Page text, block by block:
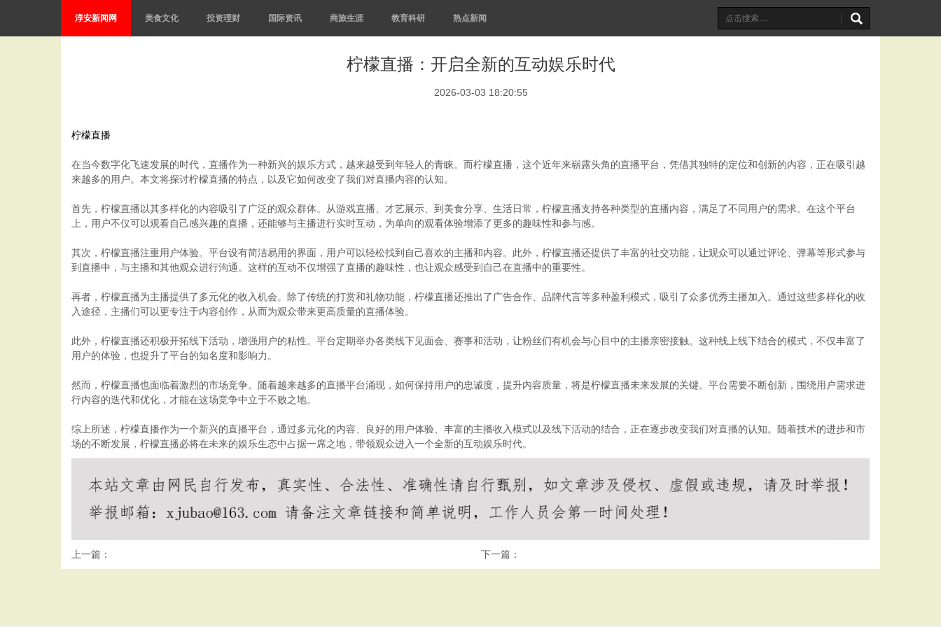
淳安新闻网 美食文化 投资理财 国际资讯 商旅生涯 教育科研 热点新闻
柠檬直播：开启全新的互动娱乐时代
2026-03-03 18:20:55
柠檬直播
在当今数字化飞速发展的时代，直播作为一种新兴的娱乐方式，越来越受到年轻人的青睐。而柠檬直播，这个近年来崭露头角的直播平台，凭借其独特的定位和创新的内容，正在吸引越
来越多的用户。本文将探讨柠檬直播的特点，以及它如何改变了我们对直播内容的认知。
首先，柠檬直播以其多样化的内容吸引了广泛的观众群体。从游戏直播、才艺展示、到美食分享、生活日常，柠檬直播支持各种类型的直播内容，满足了不同用户的需求。在这个平台
上，用户不仅可以观看自己感兴趣的直播，还能够与主播进行实时互动，为单向的观看体验增添了更多的趣味性和参与感。
其次，柠檬直播注重用户体验。平台设有简洁易用的界面，用户可以轻松找到自己喜欢的主播和内容。此外，柠檬直播还提供了丰富的社交功能，让观众可以通过评论、弹幕等形式参与
到直播中，与主播和其他观众进行沟通。这样的互动不仅增强了直播的趣味性，也让观众感受到自己在直播中的重要性。
再者，柠檬直播为主播提供了多元化的收入机会。除了传统的打赏和礼物功能，柠檬直播还推出了广告合作、品牌代言等多种盈利模式，吸引了众多优秀主播加入。通过这些多样化的收
入途径，主播们可以更专注于内容创作，从而为观众带来更高质量的直播体验。
此外，柠檬直播还积极开拓线下活动，增强用户的粘性。平台定期举办各类线下见面会、赛事和活动，让粉丝们有机会与心目中的主播亲密接触。这种线上线下结合的模式，不仅丰富了
用户的体验，也提升了平台的知名度和影响力。
然而，柠檬直播也面临着激烈的市场竞争。随着越来越多的直播平台涌现，如何保持用户的忠诚度，提升内容质量，将是柠檬直播未来发展的关键。平台需要不断创新，围绕用户需求进
行内容的迭代和优化，才能在这场竞争中立于不败之地。
综上所述，柠檬直播作为一个新兴的直播平台，通过多元化的内容、良好的用户体验、丰富的主播收入模式以及线下活动的结合，正在逐步改变我们对直播的认知。随着技术的进步和市
场的不断发展，柠檬直播必将在未来的娱乐生态中占据一席之地，带领观众进入一个全新的互动娱乐时代。
上一篇： 下一篇：